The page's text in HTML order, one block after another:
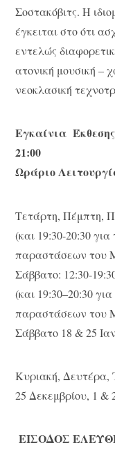
Σοστακόβιτς. Η
έγκειται στο ότι
εντελώς
ατονική μουσική –
νεοκλασική
Εγκαίνια
21:00
Ωράριο
Τετάρτη, Πέμπτη,
(και 19:30-20:30
παραστάσεων του
Σάββατο: 12:30-
(και 19:30–20:30
παραστάσεων του
Σάββατο 18 & 25
Κυριακή, Δευτέρα,
25 Δεκεμβρίου, 1 &
ΕΙΣΟΔΟΣ